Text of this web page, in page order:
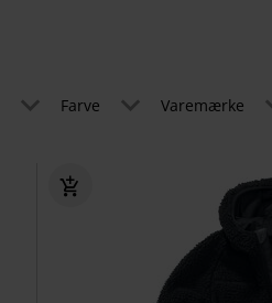
Farve Varemærke